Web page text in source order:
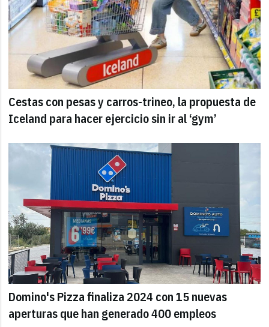
Cestas con pesas y carros-trineo, la propuesta de
Iceland para hacer ejercicio sin ir al ‘gym’
Domino's Pizza finaliza 2024 con 15 nuevas
aperturas que han generado 400 empleos